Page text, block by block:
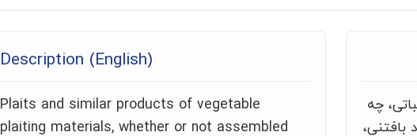
چه
بافتنی،
Description (English)
Plaits and similar products of vegetable
plaiting materials, whether or not assembled